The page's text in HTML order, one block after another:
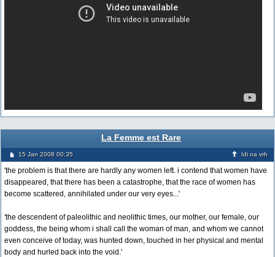
La Femme est Rare
15 Jan 2008 00:35 Idi na vrh
'the problem is that there are hardly any women left. i contend that women have
disappeared, that there has been a catastrophe, that the race of women has
become scattered, annihilated under our very eyes...'
'the descendent of paleolithic and neolithic times, our mother, our female, our
goddess, the being whom i shall call the woman of man, and whom we cannot
even conceive of today, was hunted down, touched in her physical and mental
body and hurled back into the void.'